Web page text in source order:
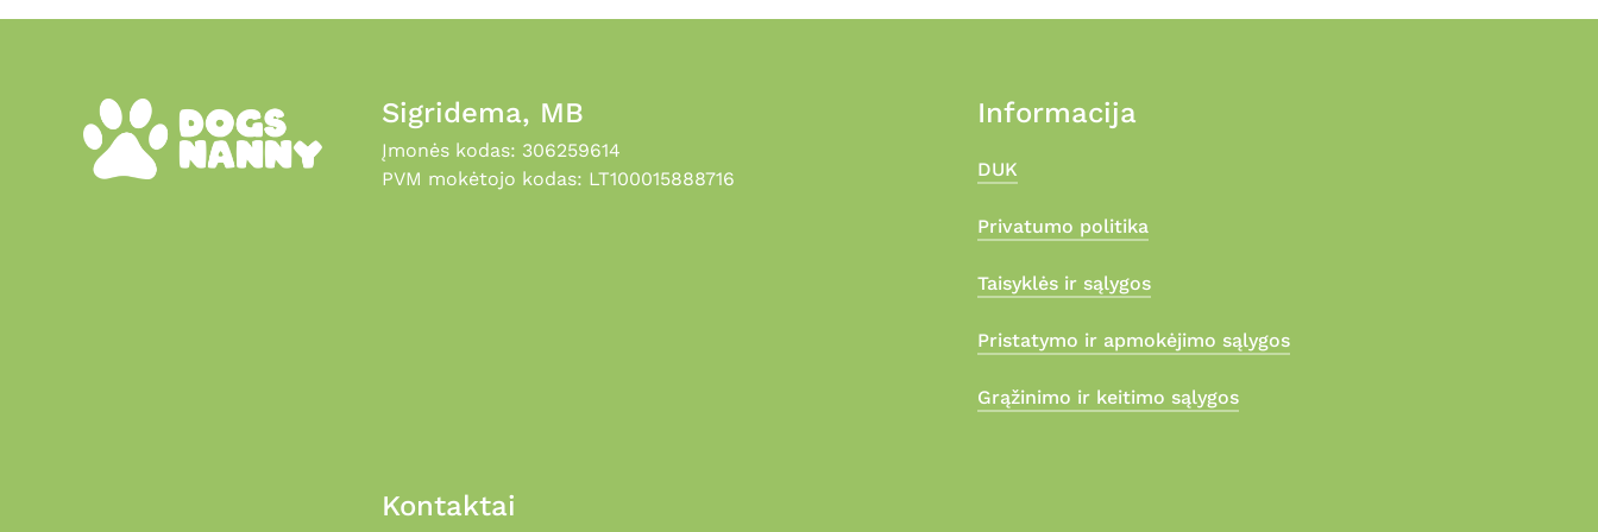
Sigridema, MB
Įmonės kodas: 306259614
PVM mokėtojo kodas: LT100015888716
Informacija
DUK
Privatumo politika
Taisyklės ir sąlygos
Pristatymo ir apmokėjimo sąlygos
Grąžinimo ir keitimo sąlygos
Kontaktai